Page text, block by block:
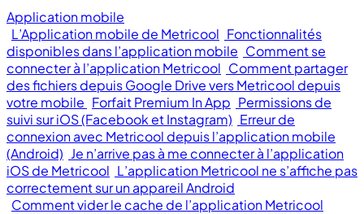
Application mobile
L’Application mobile de Metricool Fonctionnalités
disponibles dans l’application mobile Comment se
connecter à l’application Metricool Comment partager
des fichiers depuis Google Drive vers Metricool depuis
votre mobile Forfait Premium In App Permissions de
suivi sur iOS (Facebook et Instagram) Erreur de
connexion avec Metricool depuis l’application mobile
(Android) Je n’arrive pas à me connecter à l’application
iOS de Metricool L’application Metricool ne s’affiche pas
correctement sur un appareil Android
Comment vider le cache de l’application Metricool